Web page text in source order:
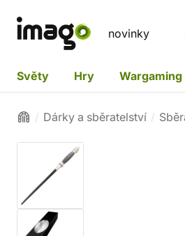
novinky
Světy Hry
Dárky a sběratelství